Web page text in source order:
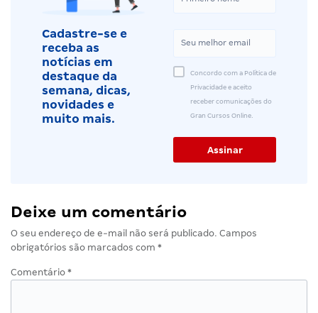
Cadastre-se e
receba as
notícias em
destaque da
semana, dicas,
novidades e
muito mais.
Concordo com a Política de
Privacidade e aceito
receber comunicações do
Gran Cursos Online.
Deixe um comentário
O seu endereço de e-mail não será publicado. Campos
obrigatórios são marcados com *
Comentário *